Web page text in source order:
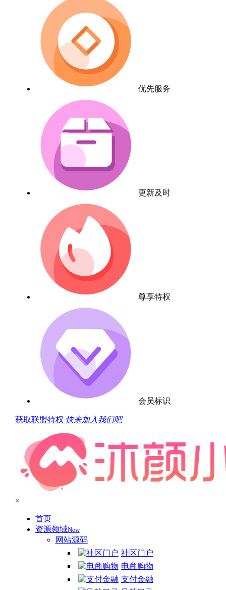
优先服务
更新及时
尊享特权
会员标识
获取联盟特权 快来加入我们吧
×
首页
资源领域New
网站源码
社区门户
电商购物
支付金融